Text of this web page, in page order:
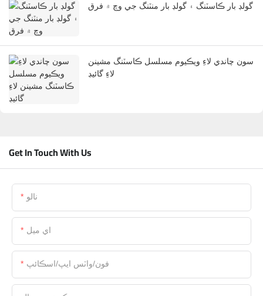
گولڊ بار ڪاسٽنگ ۽ گولڊ بار منٽنگ جي وچ ۾ فرق
سون چاندي لاءِ ويڪيوم مسلسل ڪاسٽنگ مشينن
لاءِ گائيڊ
Get In Touch With Us
نالو
اي ميل
فون/واٽس ايپ/اسڪائپ